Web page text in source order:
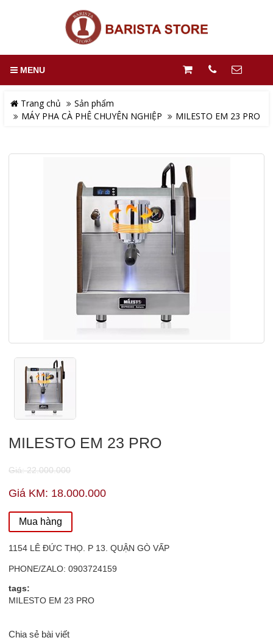
MENU
Trang chủ
Sản phẩm
MÁY PHA CÀ PHÊ CHUYÊN NGHIỆP
MILESTO EM 23 PRO
MILESTO EM 23 PRO
Giá: 22.000.000
Giá KM: 18.000.000
Mua hàng
1154 LÊ ĐỨC THỌ. P 13. QUẬN GÒ VẤP
PHONE/ZALO: 0903724159
tags:
MILESTO EM 23 PRO
Chia sẻ bài viết